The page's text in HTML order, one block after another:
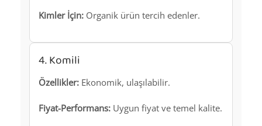
Kimler İçin: Organik ürün tercih edenler.
4. Komili
Özellikler: Ekonomik, ulaşılabilir.
Fiyat-Performans: Uygun fiyat ve temel kalite.